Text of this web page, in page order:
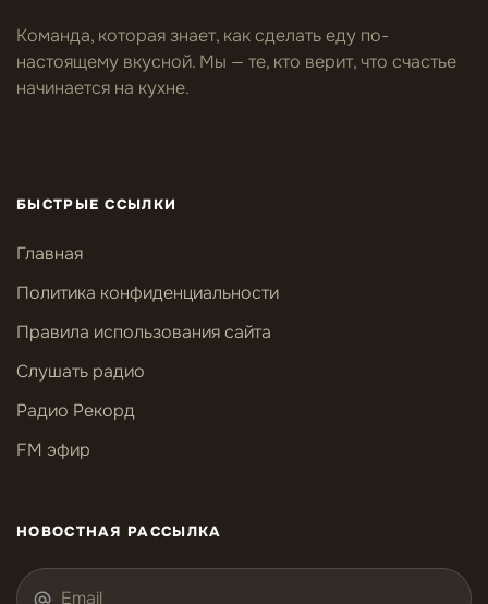
Команда, которая знает, как сделать еду по-
настоящему вкусной. Мы — те, кто верит, что счастье
начинается на кухне.
БЫСТРЫЕ ССЫЛКИ
Главная
Политика конфиденциальности
Правила использования сайта
Слушать радио
Радио Рекорд
FM эфир
НОВОСТНАЯ РАССЫЛКА